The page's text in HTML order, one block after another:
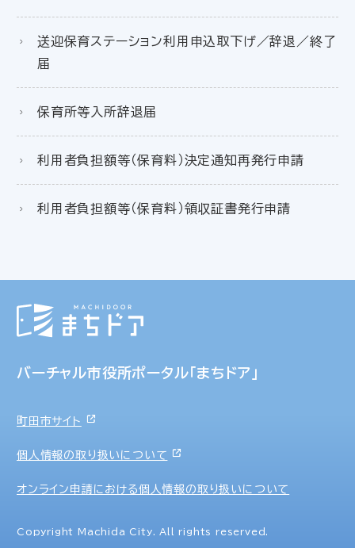
送迎保育ステーション利用申込取下げ／辞退／終了
届
保育所等入所辞退届
利用者負担額等（保育料）決定通知再発行申請
利用者負担額等（保育料）領収証書発行申請
バーチャル市役所ポータル「まちドア」
町田市サイト
個人情報の取り扱いについて
オンライン申請における個人情報の取り扱いについて
Copyright Machida City. All rights reserved.